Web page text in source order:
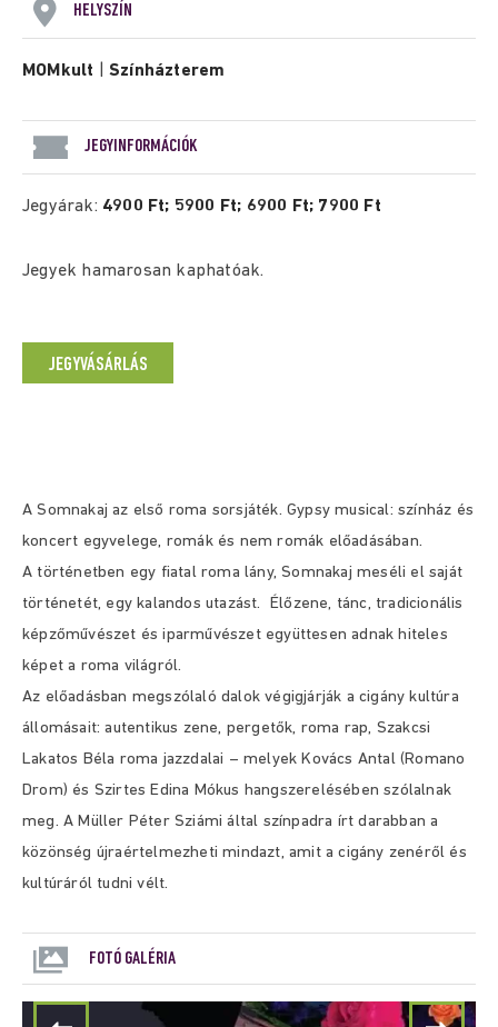
HELYSZÍN
MOMkult |Színházterem
JEGYINFORMÁCIÓK
Jegyárak: 4900 Ft; 5900 Ft; 6900 Ft; 7900 Ft
Jegyek hamarosan kaphatóak.
JEGYVÁSÁRLÁS
A Somnakaj az első roma sorsjáték. Gypsy musical: színház és
koncert egyvelege, romák és nem romák előadásában.
A történetben egy fiatal roma lány, Somnakaj meséli el saját
történetét, egy kalandos utazást. Élőzene, tánc, tradicionális
képzőművészet és iparművészet együttesen adnak hiteles
képet a roma világról.
Az előadásban megszólaló dalok végigjárják a cigány kultúra
állomásait: autentikus zene, pergetők, roma rap, Szakcsi
Lakatos Béla roma jazzdalai – melyek Kovács Antal (Romano
Drom) és Szirtes Edina Mókus hangszerelésében szólalnak
meg. A Müller Péter Sziámi által színpadra írt darabban a
közönség újraértelmezheti mindazt, amit a cigány zenéről és
kultúráról tudni vélt.
FOTÓ GALÉRIA